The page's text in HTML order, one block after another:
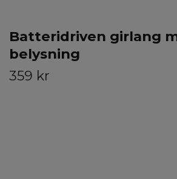
Batteridriven girlang
belysning
359 kr